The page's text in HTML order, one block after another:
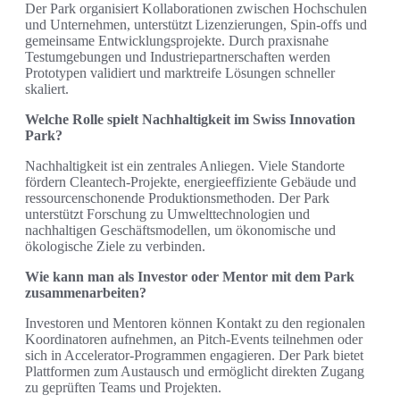
Der Park organisiert Kollaborationen zwischen Hochschulen
und Unternehmen, unterstützt Lizenzierungen, Spin‑offs und
gemeinsame Entwicklungsprojekte. Durch praxisnahe
Testumgebungen und Industriepartnerschaften werden
Prototypen validiert und marktreife Lösungen schneller
skaliert.
Welche Rolle spielt Nachhaltigkeit im Swiss Innovation
Park?
Nachhaltigkeit ist ein zentrales Anliegen. Viele Standorte
fördern Cleantech‑Projekte, energieeffiziente Gebäude und
ressourcenschonende Produktionsmethoden. Der Park
unterstützt Forschung zu Umwelttechnologien und
nachhaltigen Geschäftsmodellen, um ökonomische und
ökologische Ziele zu verbinden.
Wie kann man als Investor oder Mentor mit dem Park
zusammenarbeiten?
Investoren und Mentoren können Kontakt zu den regionalen
Koordinatoren aufnehmen, an Pitch‑Events teilnehmen oder
sich in Accelerator‑Programmen engagieren. Der Park bietet
Plattformen zum Austausch und ermöglicht direkten Zugang
zu geprüften Teams und Projekten.